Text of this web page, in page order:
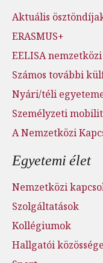
Aktuális
ERASMUS+
EELISA
Számos további
Nyári/téli
Személyzeti
A Nemzetközi
Egyetemi élet
Nemzetközi
Szolgáltatások
Kollégiumok
Hallgatói